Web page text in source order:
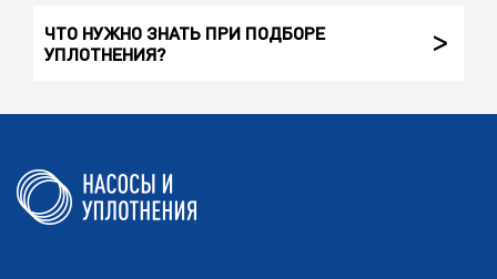
ЧТО НУЖНО ЗНАТЬ ПРИ ПОДБОРЕ
УПЛОТНЕНИЯ?